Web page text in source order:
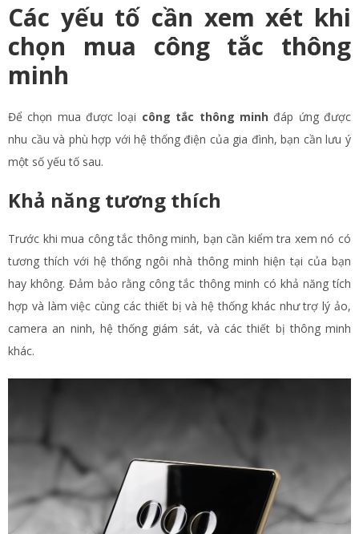
Các yếu tố cần xem xét khi
chọn mua công tắc thông
minh
Để chọn mua được loại công tắc thông minh đáp ứng được
nhu cầu và phù hợp với hệ thống điện của gia đình, bạn cần lưu ý
một số yếu tố sau.
Khả năng tương thích
Trước khi mua công tắc thông minh, bạn cần kiểm tra xem nó có
tương thích với hệ thống ngôi nhà thông minh hiện tại của bạn
hay không. Đảm bảo rằng công tắc thông minh có khả năng tích
hợp và làm việc cùng các thiết bị và hệ thống khác như trợ lý ảo,
camera an ninh, hệ thống giám sát, và các thiết bị thông minh
khác.